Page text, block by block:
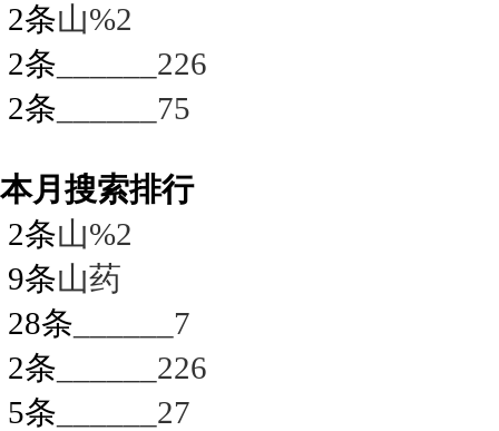
2条山%2
2条 ______226
2条 ______75
本月搜索排行
2条山%2
9条山药
28条 ______7
2条 ______226
5条 ______27